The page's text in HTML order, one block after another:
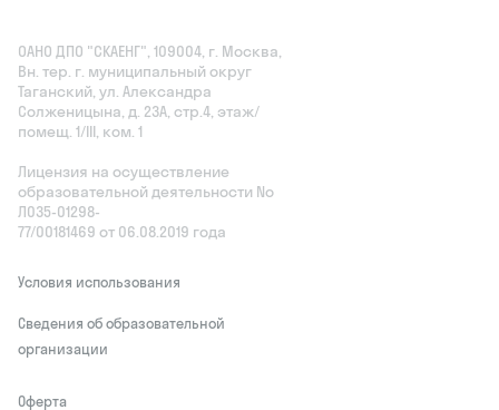
ОАНО ДПО "СКАЕНГ", 109004, г. Москва,
Вн. тер. г. муниципальный округ
Таганский, ул. Александра
Солженицына, д. 23А, стр.4, этаж/
помещ. 1/III, ком. 1
Лицензия на осуществление
образовательной деятельности No
Л035‑01298-
77/00181469 от 06.08.2019 года
Условия использования
Сведения об образовательной
организации
Оферта